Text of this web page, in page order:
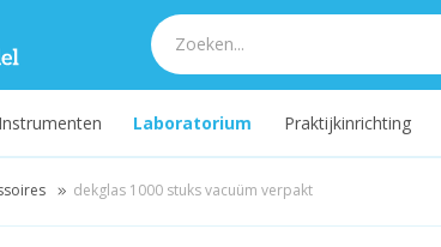
Instrumenten Laboratorium Praktijkinrichting
dekglas 1000 stuks vacuüm verpakt